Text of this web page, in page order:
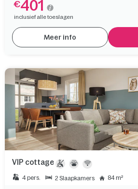
€401
inclusief alle toeslagen
Meer info
VIP cottage
4 pers. 2 Slaapkamers 84 m²